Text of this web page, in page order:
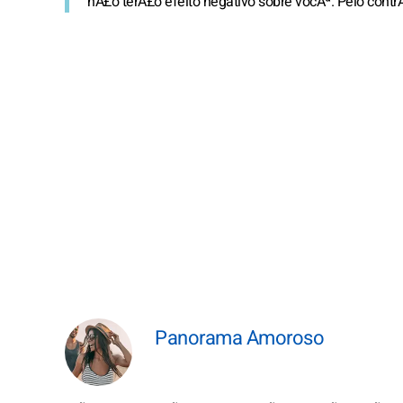
Panorama Amoroso